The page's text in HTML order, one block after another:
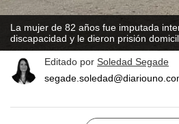
La mujer de 82 años fue imputada
discapacidad y le dieron prisión
Editado por Soledad Segade